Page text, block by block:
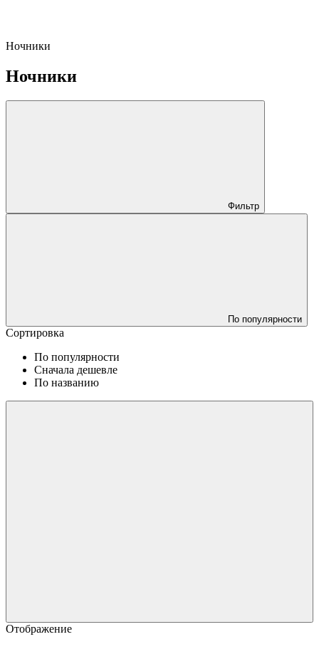
Ночники
Ночники
Фильтр
По популярности
Сортировка
По популярности
Сначала дешевле
По названию
Отображение